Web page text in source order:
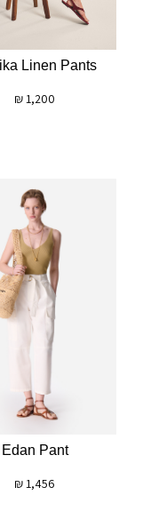
Linen Pants
1,200
₪
Edan Pant
1,456
₪